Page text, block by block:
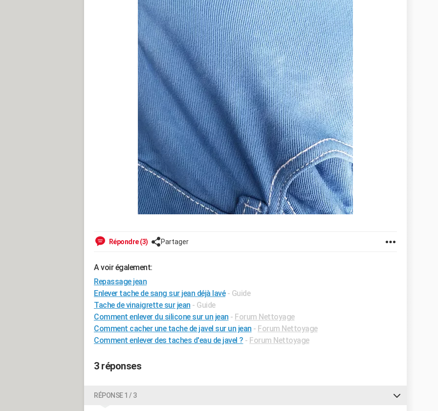
Répondre (3) Partager
A voir également:
Repassage jean
Enlever tache de sang sur jean déjà lavé - Guide
Tache de vinaigrette sur jean - Guide
Comment enlever du silicone sur un jean - Forum Nettoyage
Comment cacher une tache de javel sur un jean - Forum Nettoyage
Comment enlever des taches d'eau de javel ? - Forum Nettoyage
3 réponses
RÉPONSE 1 / 3